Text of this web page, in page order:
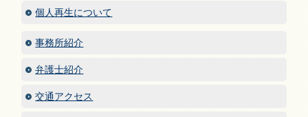
個人再生について
事務所紹介
弁護士紹介
交通アクセス